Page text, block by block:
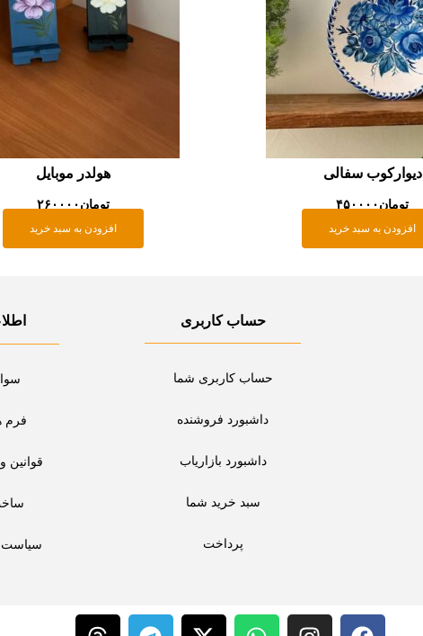
دیوارکوب سفالی
تومان۴۵۰۰۰۰
افزودن به سبد خرید
هولدر موبایل
تومان۲۶۰۰۰۰
افزودن به سبد خرید
حساب کاربری
حساب کاربری شما
داشبورد فروشنده
داشبورد بازاریاب
سبد خرید شما
پرداخت
فرم
F
I
W
X
T
T